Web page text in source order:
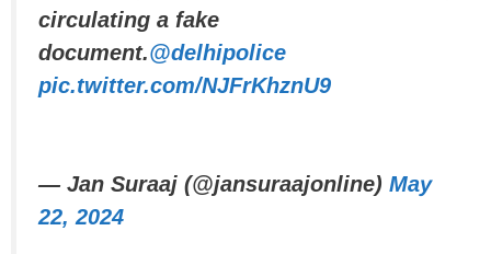
circulating a fake
document.@delhipolice
pic.twitter.com/NJFrKhznU9
— Jan Suraaj (@jansuraajonline) May
22, 2024